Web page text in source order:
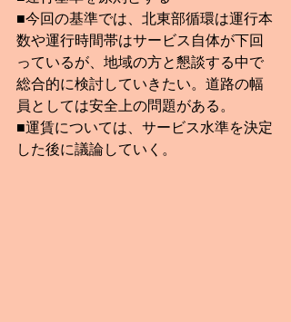
■今回の基準では、北東部循環は運行本
数や運行時間帯はサービス自体が下回
っているが、地域の方と懇談する中で
総合的に検討していきたい。道路の幅
員としては安全上の問題がある。
■運賃については、サービス水準を決定
した後に議論していく。